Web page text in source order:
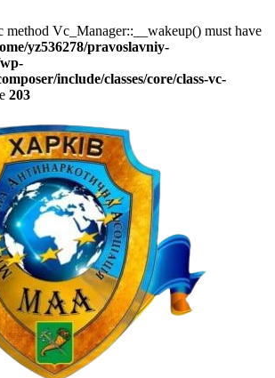
method Vc_Manager::__wakeup() must have
yz536278/pravoslavniy-
include/classes/core/class-vc-
203